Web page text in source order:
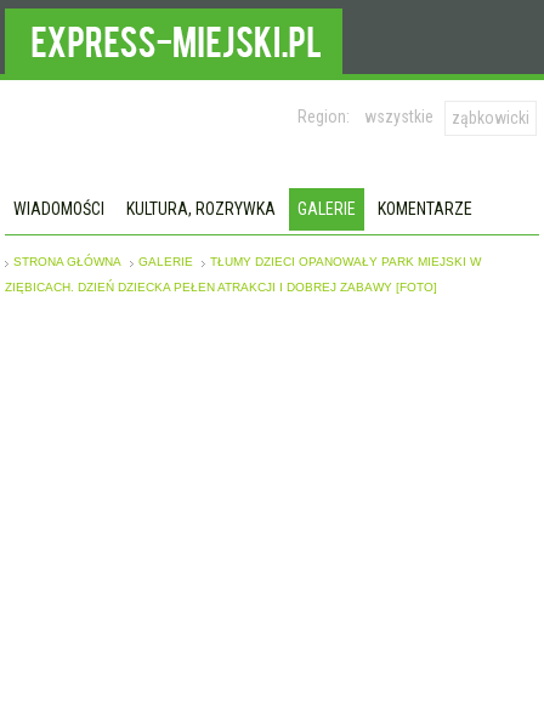
Region: wszystkie ząbkowicki
WIADOMOŚCI KULTURA, ROZRYWKA GALERIE KOMENTARZE
STRONA GŁÓWNA GALERIE
TŁUMY DZIECI OPANOWAŁY PARK MIEJSKI W
ZIĘBICACH. DZIEŃ DZIECKA PEŁEN ATRAKCJI I DOBREJ ZABAWY [FOTO]